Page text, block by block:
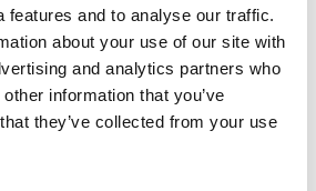
features and to analyse our traffic.
about your use of our site with
and analytics partners who
information that you’ve
they’ve collected from your use
der Anlage aufwirft, bieten
ein breites Angebot an
Service- und Wartungslösungen
ihre Bedürfnisse zugeschnittene
und Wartungsverträge.